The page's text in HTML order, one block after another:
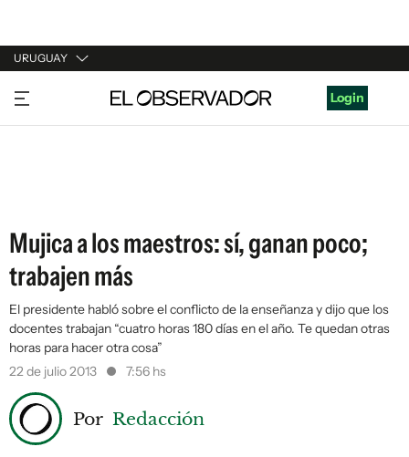
URUGUAY
URUGUAY
ARGENTINA
Login
Mujica a los maestros: sí, ganan poco;
trabajen más
El presidente habló sobre el conflicto de la enseñanza y dijo que los
docentes trabajan “cuatro horas 180 días en el año. Te quedan otras
horas para hacer otra cosa”
22 de julio 2013
7:56 hs
Por Redacción